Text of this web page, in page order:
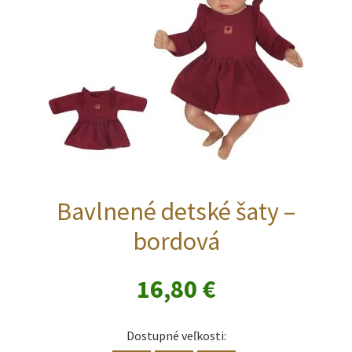
na
stránke
produktu.
Bavlnené detské šaty –
bordová
16,80 €
Dostupné veľkosti: